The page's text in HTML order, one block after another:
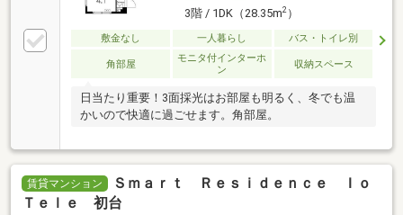
3階 / 1DK（28.35m2）
敷金なし 一人暮らし バス・トイレ別
角部屋
モニタ付インターホ
ン
収納スペース
日当たり重要！3面採光はお部屋も明るく、冬でも温
かいので快適に過ごせます。角部屋。
賃貸マンション
Ｓｍａｒｔ Ｒｅｓｉｄｅｎｃｅ Ｉｏ
Ｔｅｌｅ 初台